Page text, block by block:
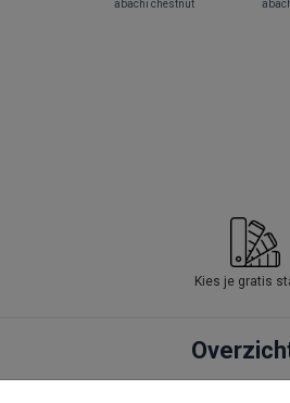
abachi chestnut
Kies je gratis
Abachi